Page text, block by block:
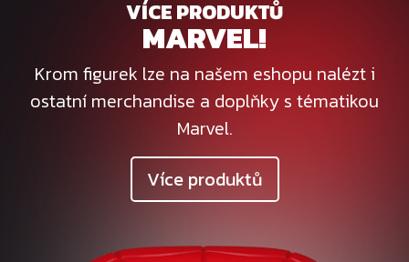
VÍCE PRODUKTŮ
MARVEL!
Krom figurek lze na našem eshopu nalézt i
ostatní merchandise a doplňky s tématikou
Marvel.
Více produktů